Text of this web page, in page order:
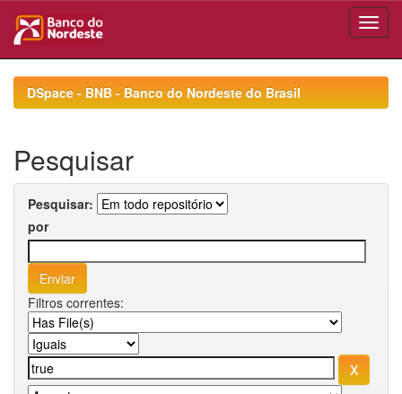
navigationDSpace - BNB - Banco do Nordeste do Brasil
Pesquisar
Pesquisar:
por
Filtros correntes: